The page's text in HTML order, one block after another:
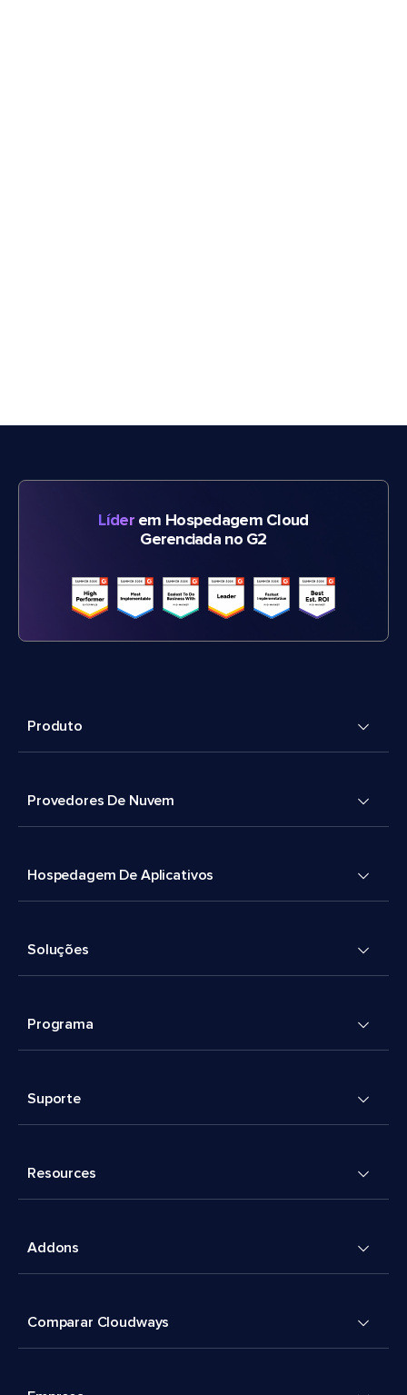
Líderem Hospedagem Cloud
Gerenciada no G2
Produto
Provedores De Nuvem
Hospedagem De Aplicativos
Soluções
Programa
Suporte
Resources
Addons
Comparar Cloudways